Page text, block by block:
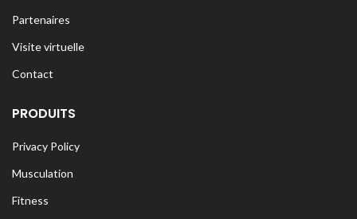
Partenaires
Visite virtuelle
Contact
PRODUITS
Privacy Policy
Musculation
Fitness